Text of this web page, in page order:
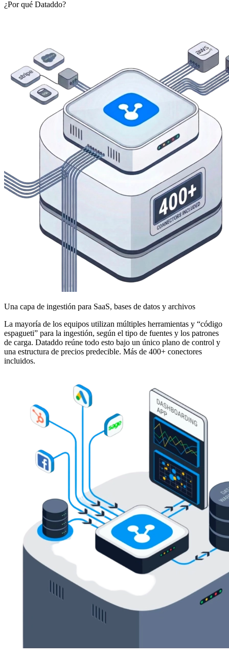
¿Por qué Dataddo?
Una capa de ingestión para SaaS, bases de datos y archivos
La mayoría de los equipos utilizan múltiples herramientas y “código
espagueti” para la ingestión, según el tipo de fuentes y los patrones
de carga. Dataddo reúne todo esto bajo un único plano de control y
una estructura de precios predecible. Más de 400+ conectores
incluidos.